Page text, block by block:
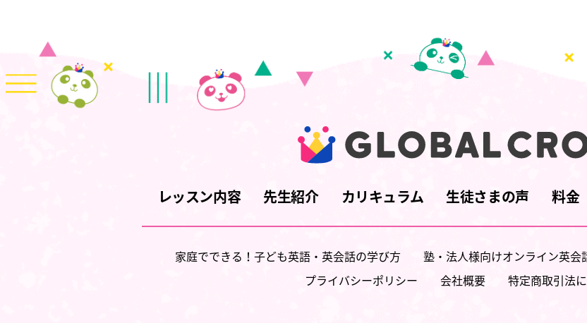
レッスン内容 先生紹介 カリキュラム 生徒さまの声 料金
家庭でできる！子ども英語・英会話の学び方 塾・法人様向けオンライン英会
プライバシーポリシー
会社概要 特定商取引法